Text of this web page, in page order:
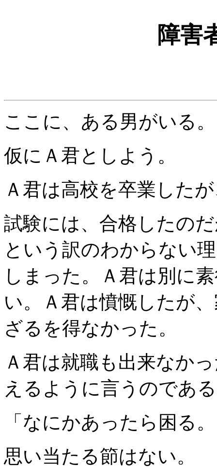
障害
ここに、ある男がいる。
仮にＡ君としよう。
Ａ君は高校を卒業した
試験には、合格したの
という訳のわからない
しまった。Ａ君は別に
い。Ａ君は憤慨したが
ざるを得なかった。
Ａ君は就職も出来なか
えるように言うのであ
「なにかあったら困る
思い当たる節はない。